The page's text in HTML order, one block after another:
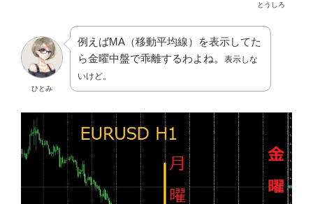
とうしろ
ひとみ
例えばMA（移動平均線）を表示してた
ら金曜中盤で乖離するわよね。
表示しな
いけど。